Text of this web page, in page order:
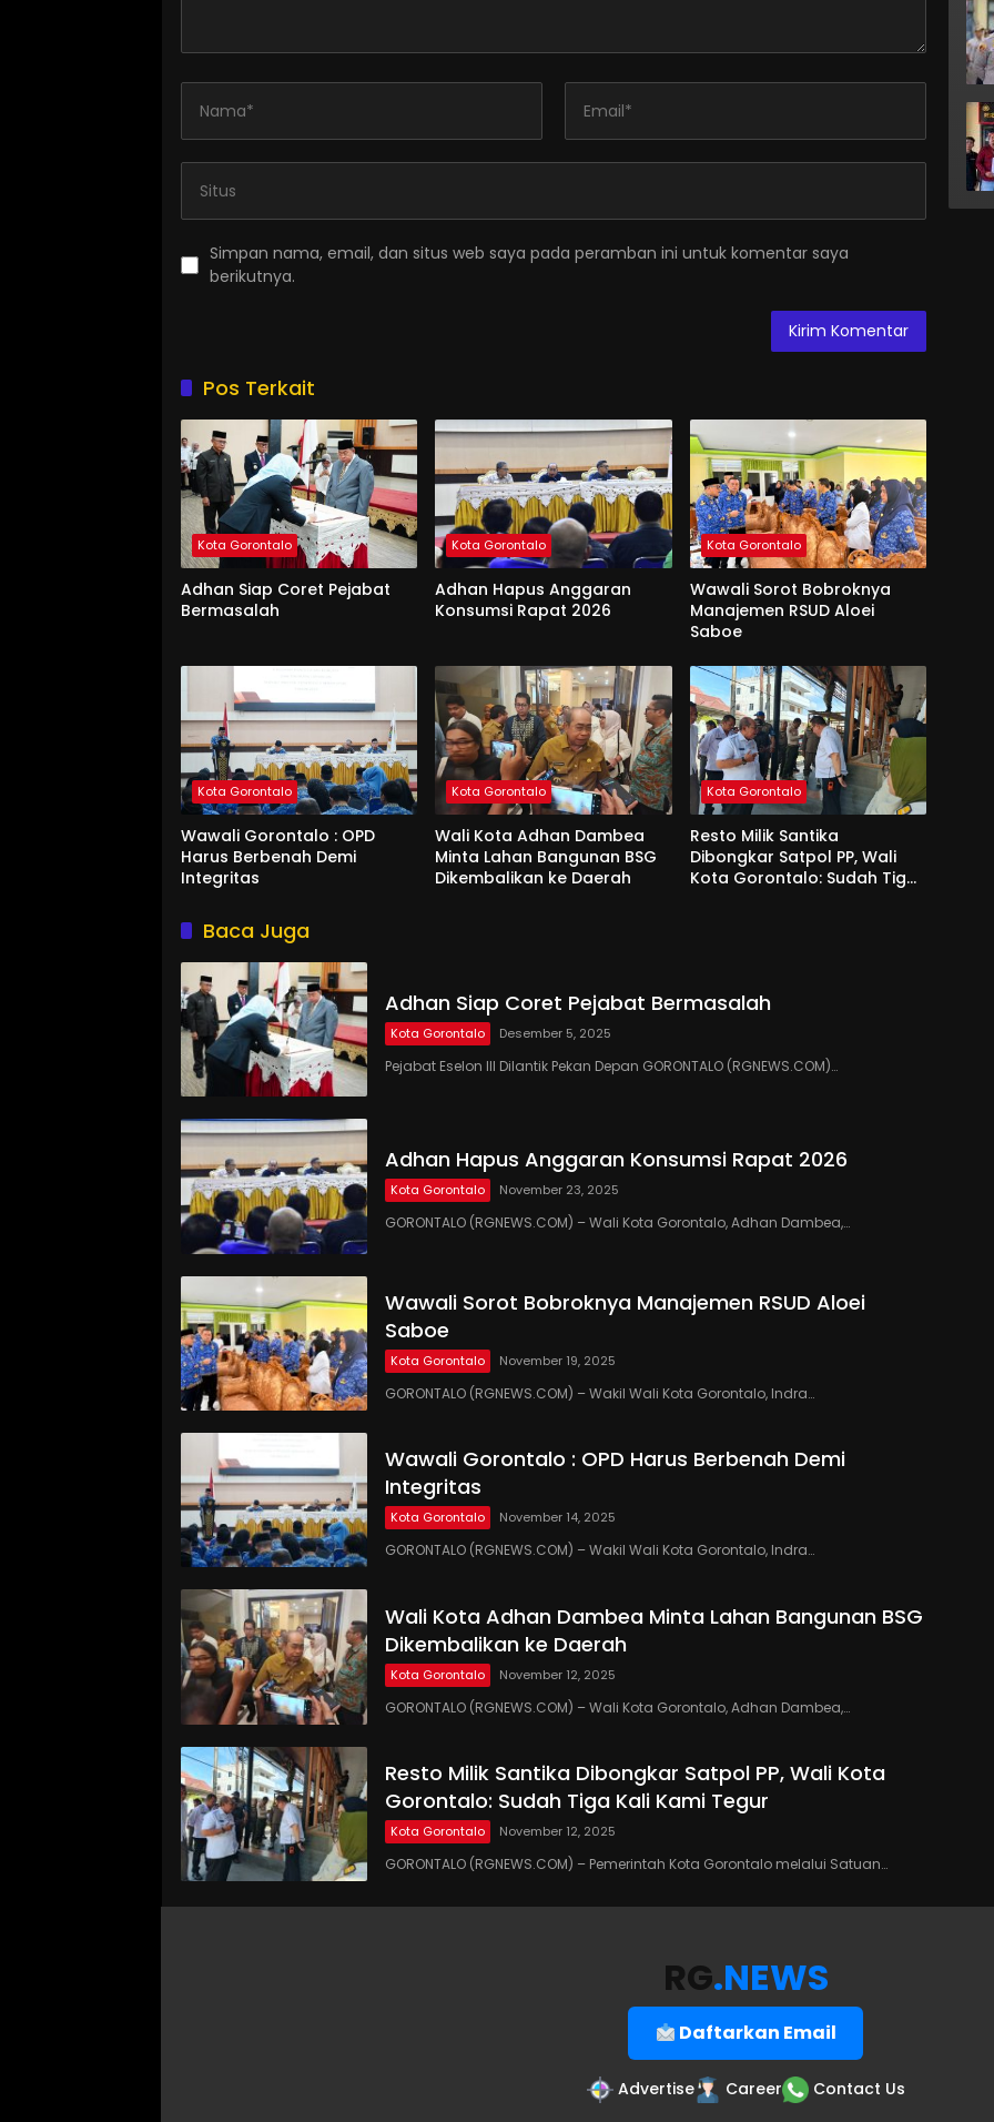
Simpan nama, email, dan situs web saya pada peramban ini untuk komentar saya
berikutnya.
Pos Terkait
Kota Gorontalo
Adhan Siap Coret Pejabat
Bermasalah
Kota Gorontalo
Adhan Hapus Anggaran
Konsumsi Rapat 2026
Kota Gorontalo
Wawali Sorot Bobroknya
Manajemen RSUD Aloei
Saboe
Kota Gorontalo
Wawali Gorontalo : OPD
Harus Berbenah Demi
Integritas
Kota Gorontalo
Wali Kota Adhan Dambea
Minta Lahan Bangunan BSG
Dikembalikan ke Daerah
Kota Gorontalo
Resto Milik Santika
Dibongkar Satpol PP, Wali
Kota Gorontalo: Sudah Tiga
Baca Juga
Adhan Siap Coret Pejabat Bermasalah
Kota Gorontalo Desember 5, 2025
Pejabat Eselon III Dilantik Pekan Depan GORONTALO (RGNEWS.COM)…
Adhan Hapus Anggaran Konsumsi Rapat 2026
Kota Gorontalo November 23, 2025
GORONTALO (RGNEWS.COM) – Wali Kota Gorontalo, Adhan Dambea,…
Wawali Sorot Bobroknya Manajemen RSUD Aloei
Saboe
Kota Gorontalo November 19, 2025
GORONTALO (RGNEWS.COM) – Wakil Wali Kota Gorontalo, Indra…
Wawali Gorontalo : OPD Harus Berbenah Demi
Integritas
Kota Gorontalo November 14, 2025
GORONTALO (RGNEWS.COM) – Wakil Wali Kota Gorontalo, Indra…
Wali Kota Adhan Dambea Minta Lahan Bangunan BSG
Dikembalikan ke Daerah
Kota Gorontalo November 12, 2025
GORONTALO (RGNEWS.COM) – Wali Kota Gorontalo, Adhan Dambea,…
Resto Milik Santika Dibongkar Satpol PP, Wali Kota
Gorontalo: Sudah Tiga Kali Kami Tegur
Kota Gorontalo November 12, 2025
GORONTALO (RGNEWS.COM) – Pemerintah Kota Gorontalo melalui Satuan…
RG.NEWS
Daftarkan Email
Advertise Career
Contact Us